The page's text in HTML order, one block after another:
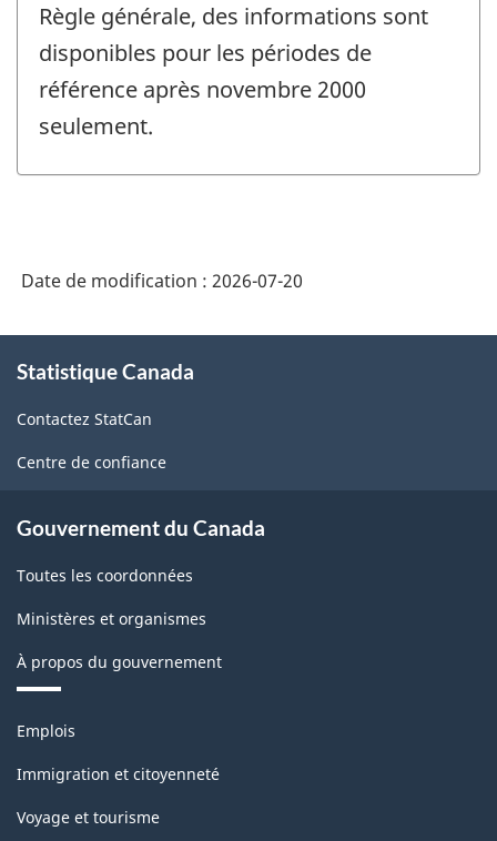
Règle générale, des informations sont
disponibles pour les périodes de
référence après novembre 2000
seulement.
Date de modification : 2026-07-20
propos
ce
site
Statistique Canada
Contactez StatCan
Centre de confiance
Gouvernement du Canada
Toutes les coordonnées
Ministères et organismes
À propos du gouvernement
Thèmes
sujets
Emplois
Immigration et citoyenneté
Voyage et tourisme